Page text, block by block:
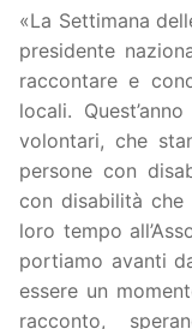
«La Settimana
presidente
raccontare e
locali.
volontari, che
persone con
con disabilità
loro tempo
portiamo avanti
essere un
racconto,